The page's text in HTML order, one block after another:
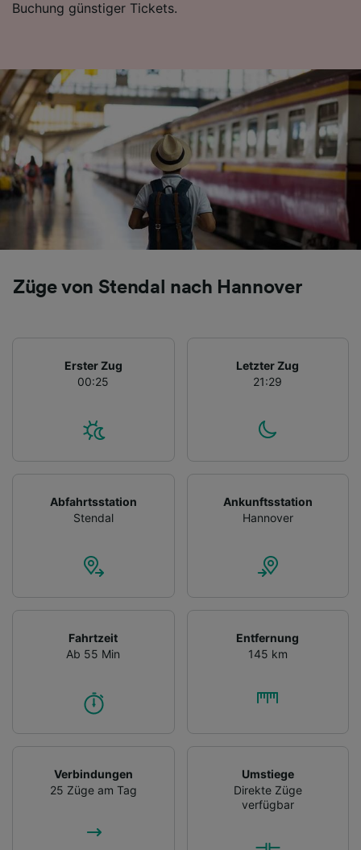
Buchung günstiger Tickets.
Züge von Stendal nach Hannover
Erster Zug
00:25
Letzter Zug
21:29
Abfahrtsstation
Stendal
Ankunftsstation
Hannover
Fahrtzeit
Ab 55 Min
Entfernung
145 km
Verbindungen
25 Züge am Tag
Umstiege
Direkte Züge
verfügbar
Folgendes bereitzustellen:
Informationen auf einem Endgerät.
Personalisierte Werbung und Inhalte, Messung
von Werbeleistung und der Performance von
Inhalten, Zielgruppenforschung sowie
Entwicklung und Verbesserung von
Angeboten.
Liste der Partner (Lieferanten)